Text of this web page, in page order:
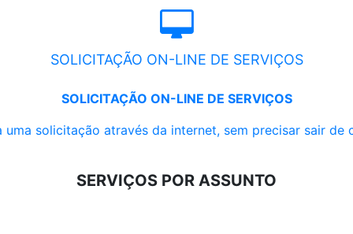
SOLICITAÇÃO ON-LINE DE SERVIÇOS
SOLICITAÇÃO ON-LINE DE SERVIÇOS
uma solicitação através da internet, sem precisar sair de
SERVIÇOS POR ASSUNTO